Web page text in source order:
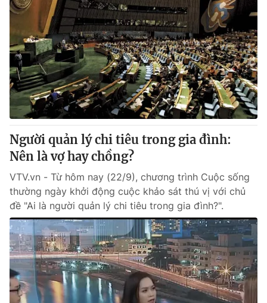
Người quản lý chi tiêu trong gia đình:
Nên là vợ hay chồng?
VTV.vn - Từ hôm nay (22/9), chương trình Cuộc sống
thường ngày khởi động cuộc khảo sát thú vị với chủ
đề "Ai là người quản lý chi tiêu trong gia đình?".